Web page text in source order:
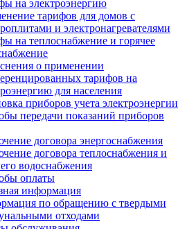
на электроэнергию
тарифов для домов с
и электронагревателями
на теплоснабжение и горячее
о применении
тарифов на
для населения
приборов учета электроэнергии
передачи показаний приборов
договора энергоснабжения
договора теплоснабжения и
водоснабжения
оплаты
информация
по обращению с твердыми
отходами